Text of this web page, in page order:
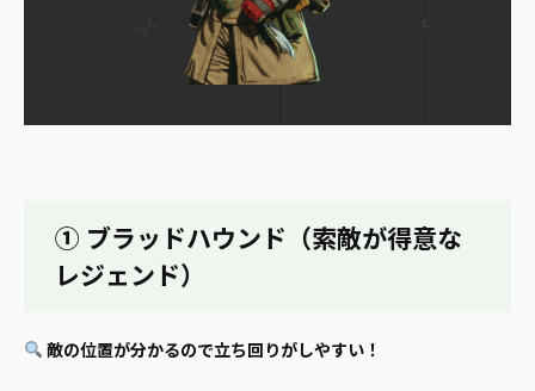
① ブラッドハウンド（索敵が得意な
レジェンド）
敵の位置が分かるので立ち回りがしやすい！